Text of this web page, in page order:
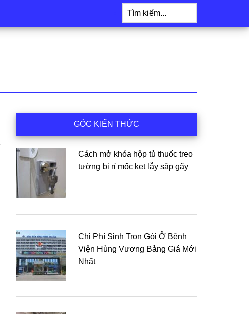
Tìm
kiếm...
chính
GÓC KIẾN THỨC
Cách mở khóa hộp tủ thuốc treo
tường bị rỉ mốc kẹt lẫy sập gãy
Chi Phí Sinh Trọn Gói Ở Bệnh
Viện Hùng Vương Bảng Giá Mới
Nhất